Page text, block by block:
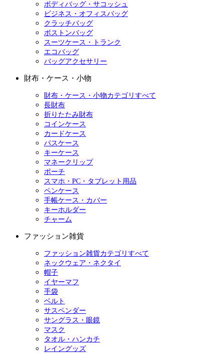
ボディバッグ・サコッシュ
ビジネス・オフィスバッグ
クラッチバッグ
ボストンバッグ
スーツケース・トランク
エコバッグ
バッグアクセサリー
財布・ケース・小物
財布・ケース・小物カテゴリすべて
長財布
折りたたみ財布
コインケース
カードケース
パスケース
キーケース
マネークリップ
ポーチ
スマホ・PC・タブレット用品
ペンケース
手帳ケース・カバー
キーホルダー
チャーム
ファッション雑貨
ファッション雑貨カテゴリすべて
ネックウェア・ネクタイ
帽子
イヤーマフ
手袋
ベルト
サスペンダー
サングラス・眼鏡
マスク
タオル・ハンカチ
レイングッズ